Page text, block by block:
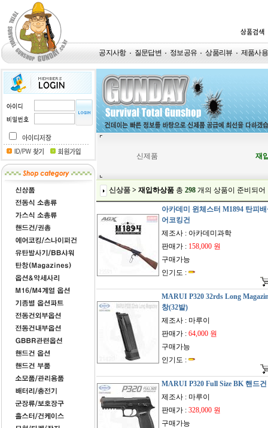
공지사항 질문답변 정보공유 상품리뷰 제품사
신제품 재
신상품 > 재입하상품 총 298 개 의 상품이 준비되어
아카데미 윈체스터 M1894 탄피
어코킹건
제조사 : 아카데미과학
판매가 : 158,000 원
구매가능
인기도 :
MARUI P320 32rds Long
창(32발)
제조사 : 마루이
판매가 : 64,000 원
구매가능
인기도 :
MARUI P320 Full Size BK 핸드건
제조사 : 마루이
판매가 : 328,000 원
구매가능